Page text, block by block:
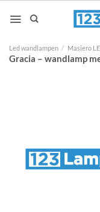
naar
Led wandlampen / Masiero
Gracia – wandlamp